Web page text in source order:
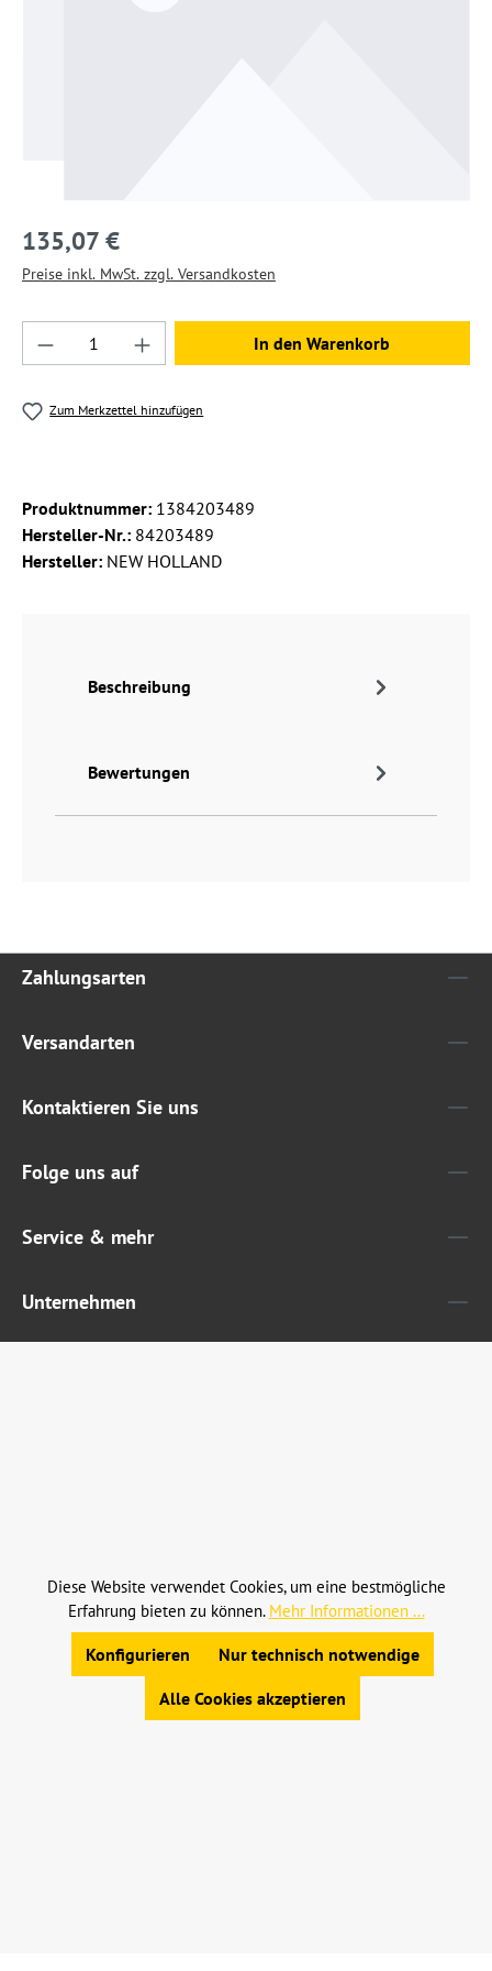
135,07 €
Preise inkl. MwSt. zzgl. Versandkosten
Produkt Anzahl: Gib den gewünschten
In den Warenkorb
Zum Merkzettel hinzufügen
Produktnummer: 1384203489
Hersteller-Nr.: 84203489
Hersteller: NEW HOLLAND
Beschreibung
Bewertungen
Zahlungsarten
Versandarten
Kontaktieren Sie uns
Folge uns auf
Service & mehr
Unternehmen
© 2023 Leinweber Landtechnik GmbH & Co. KG
Allgemeine Geschäftsbedingungen|
Widerrufsbelehrung
Impressum
Diese Website verwendet Cookies, um eine bestmögliche
Erfahrung bieten zu können. Mehr Informationen ...
Nur technisch notwendige
Konfigurieren
Alle Cookies akzeptieren